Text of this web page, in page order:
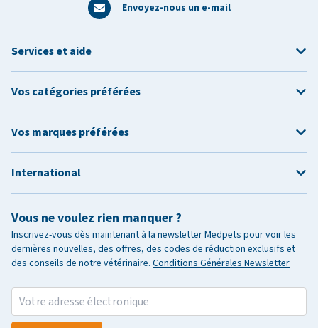
Envoyez-nous un e-mail
Vous ne voulez rien manquer ?
Inscrivez-vous dès maintenant à la newsletter Medpets pour voir les
dernières nouvelles, des offres, des codes de réduction exclusifs et
des conseils de notre vétérinaire. Conditions Générales Newsletter
Services et aide
Vos catégories préférées
Vos marques préférées
International